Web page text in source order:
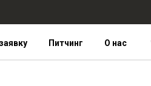
Питчинг О нас